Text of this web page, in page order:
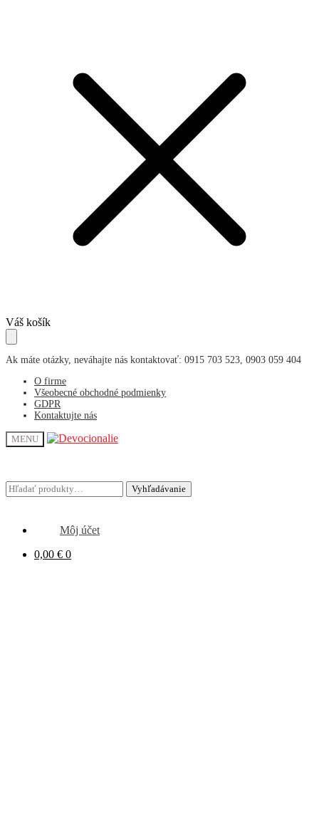
Skip
to
navigation
Skip
to
content
Váš košík
Ak máte otázky, neváhajte nás kontaktovať: 0915 703 523, 0903 059 404
O firme
Všeobecné obchodné podmienky
GDPR
Kontaktujte nás
MENU
Hľadať: Vyhľadávanie
Môj účet
0,00 € 0
Hľadať: Vyhľadávanie